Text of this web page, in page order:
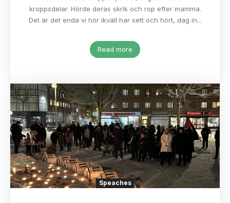
kroppsdelar. Hörde deras skrik och rop efter mamma.
Det är det enda vi hör ikväll har sett och hört, dag in...
Read more
Speaches